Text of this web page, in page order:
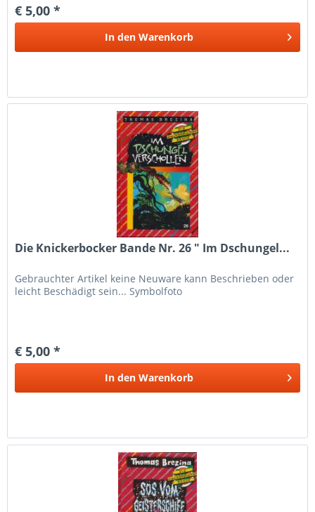
€ 5,00 *
In den Warenkorb
Die Knickerbocker Bande Nr. 26 " Im Dschungel...
Gebrauchter Artikel keine Neuware kann Beschrieben oder
leicht Beschädigt sein... Symbolfoto
€ 5,00 *
In den Warenkorb